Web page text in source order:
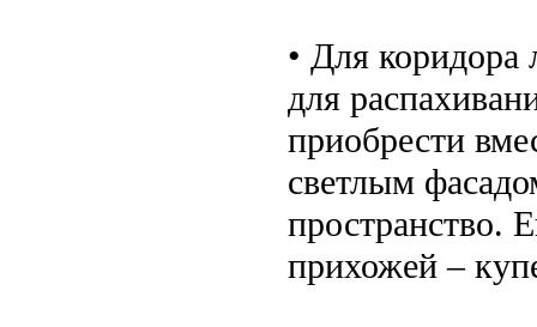
• Для
для
приобрести
светлым
пространство.
прихожей –